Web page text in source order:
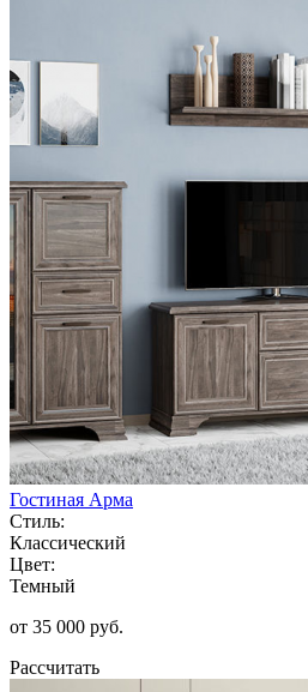
Гостиная Арма
Стиль:
Классический
Цвет:
Темный
от 35 000 руб.
Рассчитать